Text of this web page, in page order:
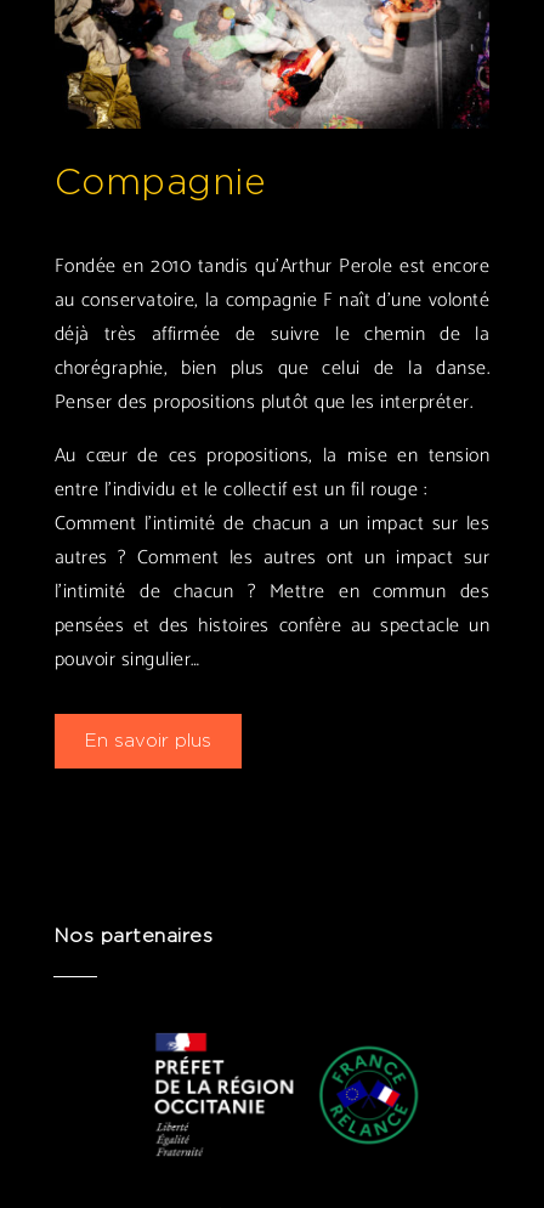
Compagnie
Fondée en 2010 tandis qu’Arthur Perole est encore
au conservatoire, la compagnie F naît d’une volonté
déjà très affirmée de suivre le chemin de la
chorégraphie, bien plus que celui de la danse.
Penser des propositions plutôt que les interpréter.
Au cœur de ces propositions, la mise en tension
entre l’individu et le collectif est un fil rouge :
Comment l’intimité de chacun a un impact sur les
autres ? Comment les autres ont un impact sur
l’intimité de chacun ? Mettre en commun des
pensées et des histoires confère au spectacle un
pouvoir singulier…
En savoir plus
Nos partenaires